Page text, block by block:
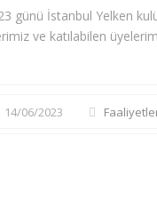
günü İstanbul Yelken
ve katılabilen
14/06/2023